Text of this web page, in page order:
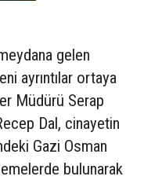
gelen
ayrıntılar ortaya
Müdürü Serap
Dal, cinayetin
Gazi Osman
bulunarak